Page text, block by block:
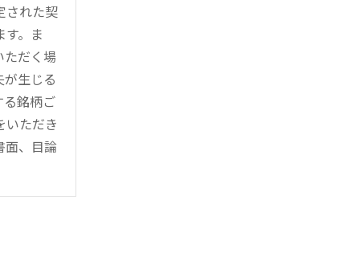
された契
。ま
だく場
生じる
銘柄ご
いただき
面、目論